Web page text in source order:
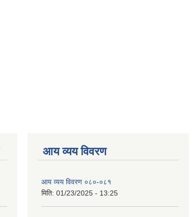
आय व्यय विवरण
आय व्यय विवरण ०८०-०८१
मिति: 01/23/2025 - 13:25